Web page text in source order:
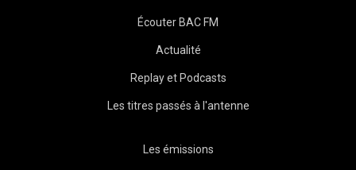
Écouter BAC FM
Actualité
Replay et Podcasts
Les titres passés à l'antenne
Les émissions